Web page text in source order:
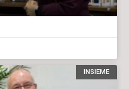
INSIEME